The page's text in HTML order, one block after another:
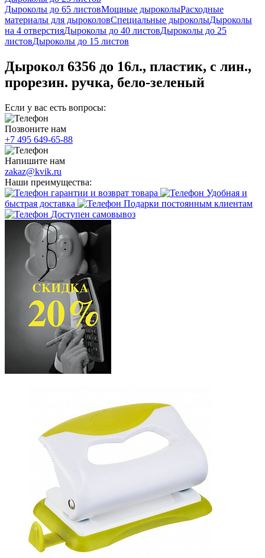
Дыроколы до 65 листовМощные дыроколыРасходные
материалы для дыроколовСпециальные дыроколыДыроколы
на 4 отверстияДыроколы до 40 листовДыроколы до 25
листовДыроколы до 15 листов
Дырокол 6356 до 16л., пластик, с лин.,
прорезин. ручка, бело-зеленый
Если у вас есть вопросы:
Позвоните нам
+7 495 649-65-88
Напишите нам
zakaz@kvik.ru
Наши преимущества:
гарантии и возврат товара
Удобная и
быстрая доставка
Подарки постоянным клиентам
Доступен самовывоз